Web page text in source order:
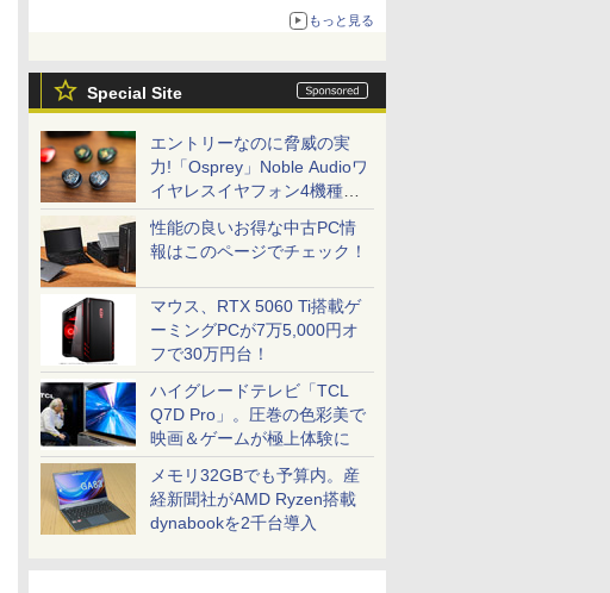
もっと見る
Special Site
エントリーなのに脅威の実
力!「Osprey」Noble Audioワ
イヤレスイヤフォン4機種を
一気に聴く
性能の良いお得な中古PC情
報はこのページでチェック！
マウス、RTX 5060 Ti搭載ゲ
ーミングPCが7万5,000円オ
フで30万円台！
ハイグレードテレビ「TCL
Q7D Pro」。圧巻の色彩美で
映画＆ゲームが極上体験に
メモリ32GBでも予算内。産
経新聞社がAMD Ryzen搭載
dynabookを2千台導入